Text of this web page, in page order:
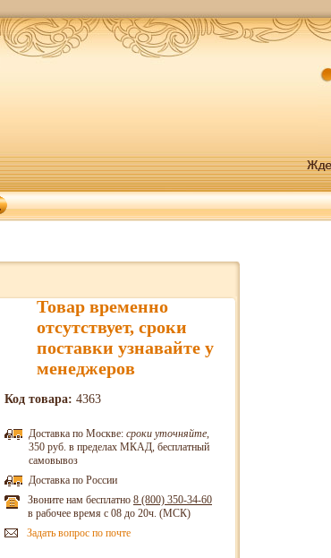
Товар временно
отсутствует, сроки
поставки узнавайте у
менеджеров
Код товара: 4363
Доставка по Москве: сроки уточняйте,
350 руб. в пределах МКАД, бесплатный
самовывоз
Доставка по России
Звоните нам бесплатно 8 (800) 350-34-60
в рабочее время с 08 до 20ч. (МСК)
Задать вопрос по почте